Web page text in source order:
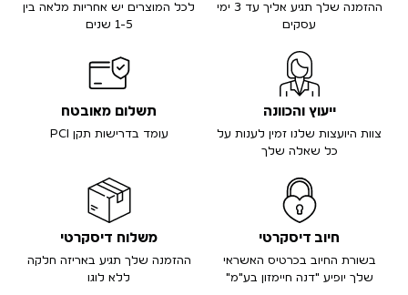
ההזמנה שלך תגיע אליך עד 3 ימי
עסקים
לכל המוצרים יש אחריות מלאה בין
1-5 שנים
ייעוץ והכוונה
צוות היועצות שלנו זמין לענות על
כל שאלה שלך
תשלום מאובטח
עומד בדרישות תקן PCI
חיוב דיסקרטי
בשורת החיוב בכרטיס האשראי
שלך יופיע "דנה חיימזון בע"מ"
משלוח דיסקרטי
ההזמנה שלך תגיע באריזה חלקה
ללא לוגו